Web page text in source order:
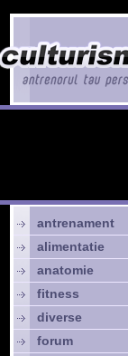
antrenament
alimentatie
anatomie
fitness
diverse
forum